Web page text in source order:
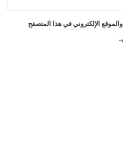
الإلكتروني في هذا المتصفح